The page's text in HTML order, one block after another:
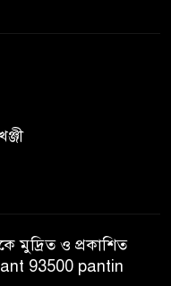
মুদ্রিত ও প্রকাশিত
93500 pantin